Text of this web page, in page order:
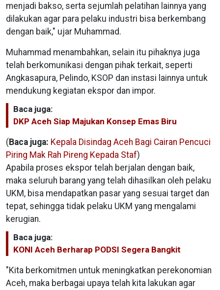
menjadi bakso, serta sejumlah pelatihan lainnya yang
dilakukan agar para pelaku industri bisa berkembang
dengan baik," ujar Muhammad.
Muhammad menambahkan, selain itu pihaknya juga
telah berkomunikasi dengan pihak terkait, seperti
Angkasapura, Pelindo, KSOP dan instasi lainnya untuk
mendukung kegiatan ekspor dan impor.
Baca juga:
DKP Aceh Siap Majukan Konsep Emas Biru
(Baca juga: Kepala Disindag Aceh Bagi Cairan Pencuci
Piring Mak Rah Pireng Kepada Staf)
Apabila proses ekspor telah berjalan dengan baik,
maka seluruh barang yang telah dihasilkan oleh pelaku
UKM, bisa mendapatkan pasar yang sesuai target dan
tepat, sehingga tidak pelaku UKM yang mengalami
kerugian.
Baca juga:
KONI Aceh Berharap PODSI Segera Bangkit
"Kita berkomitmen untuk meningkatkan perekonomian
Aceh, maka berbagai upaya telah kita lakukan agar